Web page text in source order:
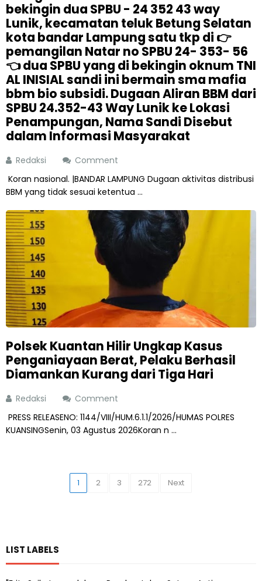
bekingin dua SPBU - 24 352 43 way
Lunik, kecamatan teluk Betung Selatan
kota bandar Lampung satu tkp di 👉
pemangilan Natar no SPBU 24- 353- 56
👈 dua SPBU yang di bekingin oknum TNI
AL INISIAL sandi ini bermain sma mafia
bbm bio subsidi. Dugaan Aliran BBM dari
SPBU 24.352-43 Way Lunik ke Lokasi
Penampungan, Nama Sandi Disebut
dalam Informasi Masyarakat
Redaksi
Comment
Koran nasional. |BANDAR LAMPUNG Dugaan aktivitas distribusi
BBM yang tidak sesuai ketentua ...
Polsek Kuantan Hilir Ungkap Kasus
Penganiayaan Berat, Pelaku Berhasil
Diamankan Kurang dari Tiga Hari
Redaksi
Comment
PRESS RELEASENO: 1144/VIII/HUM.6.1.1/2026/HUMAS POLRES
KUANSINGSenin, 03 Agustus 2026Koran n ...
1 2 3 272 Next
LIST LABELS